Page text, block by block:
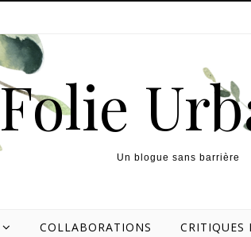
Folie
Un blogue sans barrière
COLLABORATIONS CRITIQUES